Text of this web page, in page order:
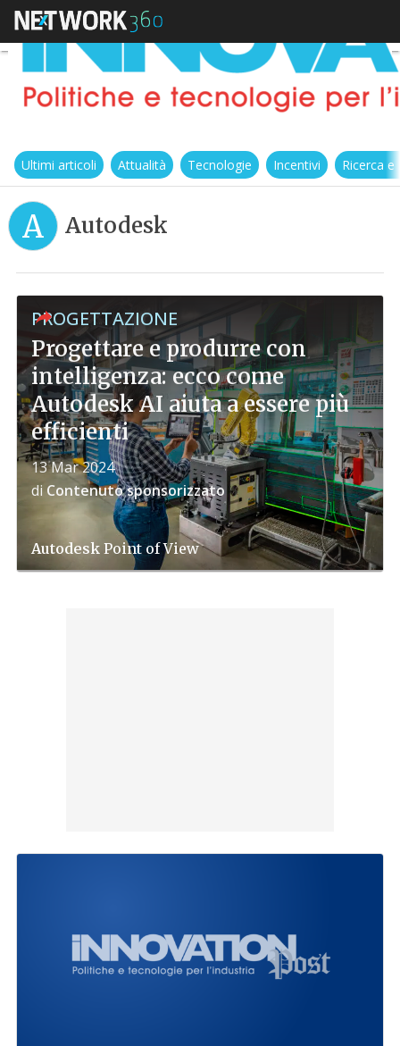
Ultimi articoli Attualità Tecnologie Incentivi Ricerca
A Autodesk
PROGETTAZIONE
Progettare e produrre con
intelligenza: ecco come
Autodesk AI aiuta a essere più
efficienti
13 Mar 2024
di Contenuto sponsorizzato
Autodesk Point of View